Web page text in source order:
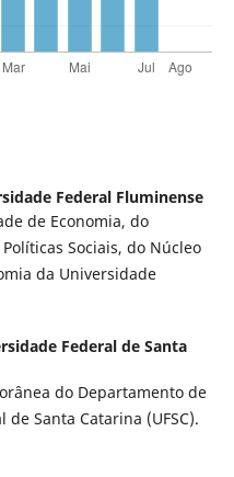
Federal Fluminense
de Economia, do
Sociais, do Núcleo
da Universidade
Federal de Santa
do Departamento de
Santa Catarina (UFSC).